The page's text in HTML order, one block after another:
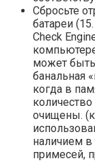
Сбросьте
батареи
Check
может быть
банальная
когда в
очищены.
наличием
примесей,